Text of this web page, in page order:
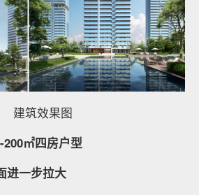
建筑效果图
㎡四房户型
进一步拉大